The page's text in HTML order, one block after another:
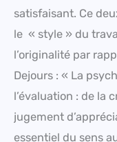
satisfaisant. Ce
le « style » du
l’originalité par
Dejours : « La
l’évaluation : de la
jugement
essentiel du sens